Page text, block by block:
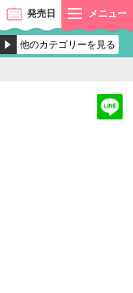
発売日 メニュー